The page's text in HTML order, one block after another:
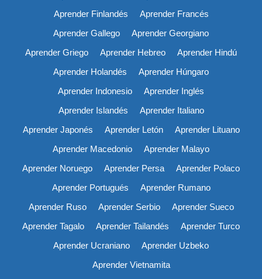
Aprender Finlandés
Aprender Francés
Aprender Gallego
Aprender Georgiano
Aprender Griego
Aprender Hebreo
Aprender Hindú
Aprender Holandés
Aprender Húngaro
Aprender Indonesio
Aprender Inglés
Aprender Islandés
Aprender Italiano
Aprender Japonés
Aprender Letón
Aprender Lituano
Aprender Macedonio
Aprender Malayo
Aprender Noruego
Aprender Persa
Aprender Polaco
Aprender Portugués
Aprender Rumano
Aprender Ruso
Aprender Serbio
Aprender Sueco
Aprender Tagalo
Aprender Tailandés
Aprender Turco
Aprender Ucraniano
Aprender Uzbeko
Aprender Vietnamita